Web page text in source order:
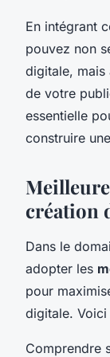
En intégrant
pouvez non
digitale, mais
de votre
essentielle
construire
création
Dans le
adopter les
pour
digitale.
Comprendre